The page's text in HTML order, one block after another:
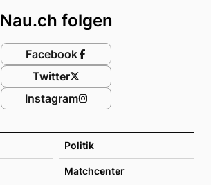
Politik
Matchcenter
Nau.ch folgen
Facebook
Twitter
Instagram